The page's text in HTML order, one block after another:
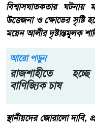
বিশ্বাসঘাতকতার
উত্তেজনা ও ক্ষোভের সৃষ্টি
ময়েন আলীর দৃষ্টান্তমূলক
আরো পড়ুন
রাজশাহীতে
বাণিজ্যিক চাষ
​স্থানীয়দের জোরালো